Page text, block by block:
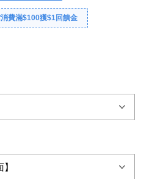
費滿$100獲$1回饋金